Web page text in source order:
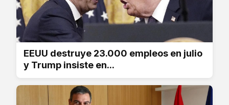
EEUU destruye 23.000 empleos en julio
y Trump insiste en...